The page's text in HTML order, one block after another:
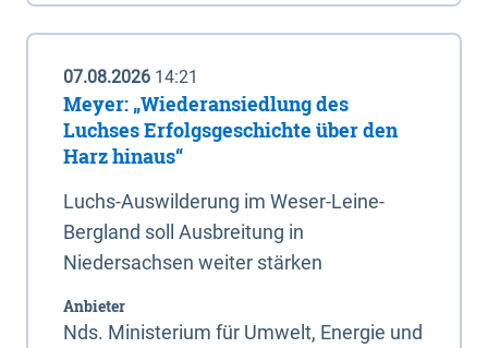
07.08.2026 14:21
Meyer: „Wiederansiedlung des
Luchses Erfolgsgeschichte über den
Harz hinaus“
Luchs-Auswilderung im Weser-Leine-
Bergland soll Ausbreitung in
Niedersachsen weiter stärken
Anbieter
Nds. Ministerium für Umwelt, Energie und